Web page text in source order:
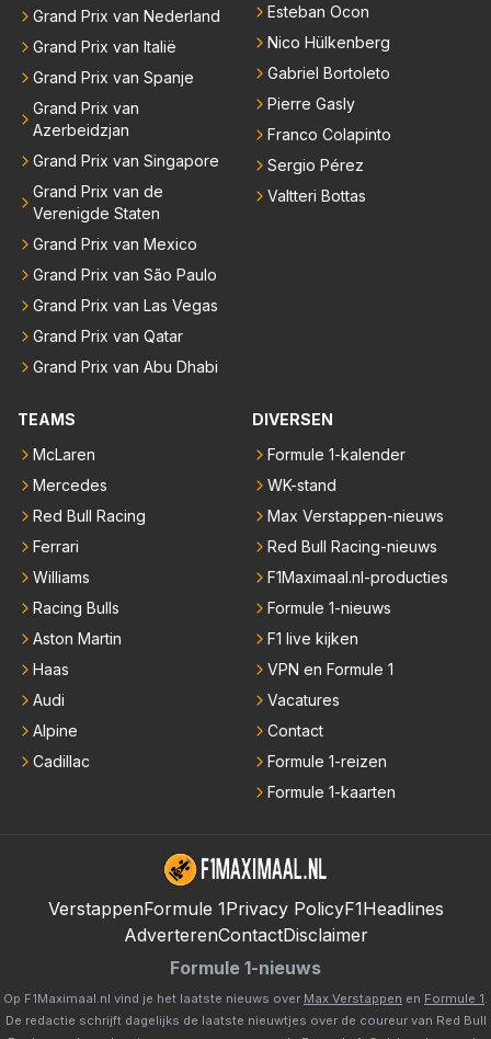
Grand Prix van Nederland
Grand Prix van Italië
Grand Prix van Spanje
Grand Prix van
Azerbeidzjan
Grand Prix van Singapore
Grand Prix van de
Verenigde Staten
Grand Prix van Mexico
Grand Prix van São Paulo
Grand Prix van Las Vegas
Grand Prix van Qatar
Grand Prix van Abu Dhabi
Esteban Ocon
Nico Hülkenberg
Gabriel Bortoleto
Pierre Gasly
Franco Colapinto
Sergio Pérez
Valtteri Bottas
TEAMS
McLaren
Mercedes
Red Bull Racing
Ferrari
Williams
Racing Bulls
Aston Martin
Haas
Audi
Alpine
Cadillac
DIVERSEN
Formule 1-kalender
WK-stand
Max Verstappen-nieuws
Red Bull Racing-nieuws
F1Maximaal.nl-producties
Formule 1-nieuws
F1 live kijken
VPN en Formule 1
Vacatures
Contact
Formule 1-reizen
Formule 1-kaarten
VerstappenFormule 1Privacy PolicyF1Headlines
AdverterenContactDisclaimer
Formule 1-nieuws
Op F1Maximaal.nl vind je het laatste nieuws over Max Verstappen en Formule 1
De redactie schrijft dagelijks de laatste nieuwtjes over de coureur van Red Bull